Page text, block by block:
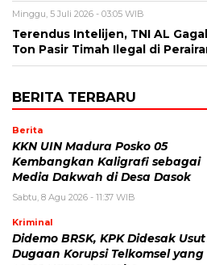
Minggu, 5 Juli 2026 - 03:05 WIB
Terendus Intelijen, TNI AL
Ton Pasir Timah Ilegal di
BERITA TERBARU
Berita
KKN UIN Madura Posko 05
Kembangkan Kaligrafi sebagai
Media Dakwah di Desa Dasok
Sabtu, 8 Agu 2026 - 11:37 WIB
Kriminal
Didemo BRSK, KPK Didesak Usut
Dugaan Korupsi Telkomsel yang